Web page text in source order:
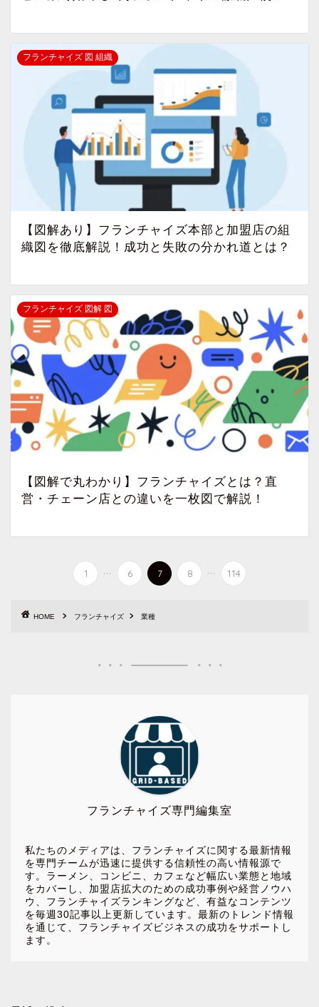
フランチャイズ 図 組織
【図解あり】フランチャイズ本部と加盟店の組
織図を徹底解説！成功と失敗の分かれ道とは？
フランチャイズ 図解 図
【図解で丸わかり】フランチャイズとは？直
営・チェーン店との違いを一枚図で解説！
1 ... 6 7 8 ... 114
HOME フランチャイズ 業種
フランチャイズ専門編集室
私たちのメディアは、フランチャイズに関する最新情報
を専門チームが迅速に提供する信頼性の高い情報源で
す。ラーメン、コンビニ、カフェなど幅広い業態と地域
をカバーし、加盟店拡大のための成功事例や経営ノウハ
ウ、フランチャイズランキングなど、有益なコンテンツ
を毎週30記事以上更新しています。最新のトレンド情報
を通じて、フランチャイズビジネスの成功をサポートし
ます。